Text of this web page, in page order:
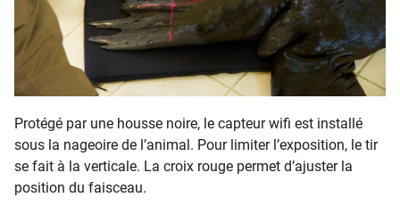
Protégé par une housse noire, le capteur wifi est installé
sous la nageoire de l’animal. Pour limiter l’exposition, le tir
se fait à la verticale. La croix rouge permet d’ajuster la
position du faisceau.